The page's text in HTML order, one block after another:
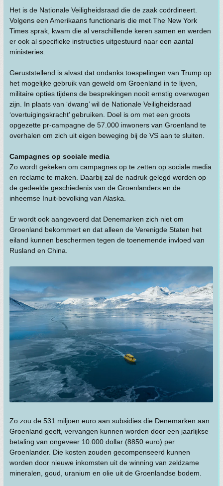
Het is de Nationale Veiligheidsraad die de zaak coördineert.
Volgens een Amerikaans functionaris die met The New York
Times sprak, kwam die al verschillende keren samen en werden
er ook al specifieke instructies uitgestuurd naar een aantal
ministeries.
Geruststellend is alvast dat ondanks toespelingen van Trump op
het mogelijke gebruik van geweld om Groenland in te lijven,
militaire opties tijdens de besprekingen nooit ernstig overwogen
zijn. In plaats van ‘dwang’ wil de Nationale Veiligheidsraad
‘overtuigingskracht’ gebruiken. Doel is om met een groots
opgezette pr-campagne de 57.000 inwoners van Groenland te
overhalen om zich uit eigen beweging bij de VS aan te sluiten.
Campagnes op sociale media
Zo wordt gekeken om campagnes op te zetten op sociale media
en reclame te maken. Daarbij zal de nadruk gelegd worden op
de gedeelde geschiedenis van de Groenlanders en de
inheemse Inuit-bevolking van Alaska.
Er wordt ook aangevoerd dat Denemarken zich niet om
Groenland bekommert en dat alleen de Verenigde Staten het
eiland kunnen beschermen tegen de toenemende invloed van
Rusland en China.
Zo zou de 531 miljoen euro aan subsidies die Denemarken aan
Groenland geeft, vervangen kunnen worden door een jaarlijkse
betaling van ongeveer 10.000 dollar (8850 euro) per
Groenlander. Die kosten zouden gecompenseerd kunnen
worden door nieuwe inkomsten uit de winning van zeldzame
mineralen, goud, uranium en olie uit de Groenlandse bodem.